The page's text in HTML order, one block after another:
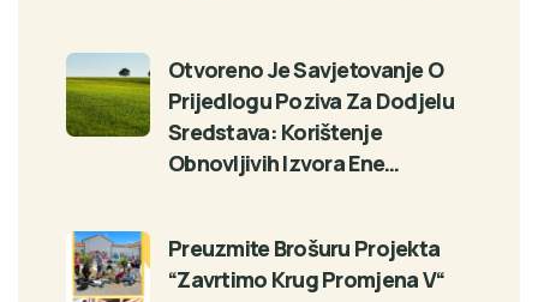
Otvoreno Je Savjetovanje O
Prijedlogu Poziva Za Dodjelu
Sredstava: Korištenje
Obnovljivih Izvora Ene…
Preuzmite Brošuru Projekta
“Zavrtimo Krug Promjena V“